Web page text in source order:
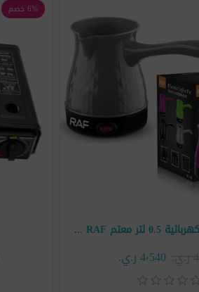
6% خصم
غلاية القهوة الكهربائية 0.5 لتر معتم RAF موديل R.126
4٬540 ر.ي.‏